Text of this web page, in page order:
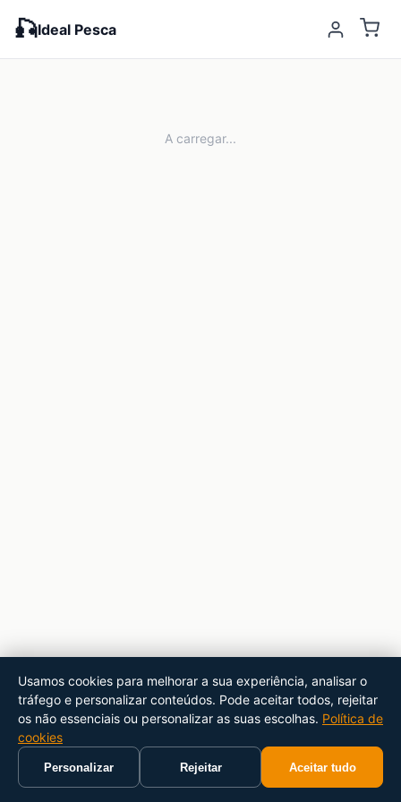
🎣Ideal Pesca
A carregar...
Usamos cookies para melhorar a sua experiência, analisar o
tráfego e personalizar conteúdos. Pode aceitar todos, rejeitar
os não essenciais ou personalizar as suas escolhas. Política de
cookies
Personalizar Rejeitar Aceitar tudo